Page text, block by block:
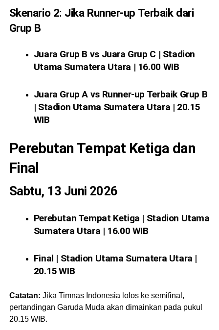
Skenario 2: Jika Runner-up Terbaik dari
Grup B
Juara Grup B vs Juara Grup C | Stadion
Utama Sumatera Utara | 16.00 WIB
Juara Grup A vs Runner-up Terbaik Grup B
| Stadion Utama Sumatera Utara | 20.15
WIB
Perebutan Tempat Ketiga dan
Final
Sabtu, 13 Juni 2026
Perebutan Tempat Ketiga | Stadion Utama
Sumatera Utara | 16.00 WIB
Final | Stadion Utama Sumatera Utara |
20.15 WIB
Catatan: Jika Timnas Indonesia lolos ke semifinal,
pertandingan Garuda Muda akan dimainkan pada pukul
20.15 WIB.